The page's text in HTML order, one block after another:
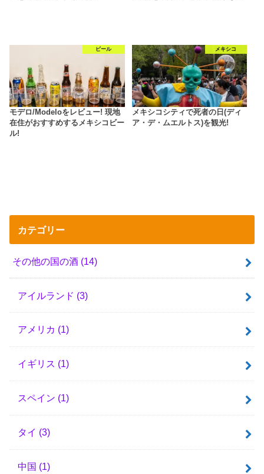
ビール
モデロ/Modeloをレビュー! 現地
在住がおすすめするメキシコビー
ル!
メキシコ
メキシコシティで死者の日(ディ
ア・デ・ムエルトス)を観光!
カテゴリー
その他の国の酒 (14)
アイルランド (3)
アメリカ (1)
イギリス (1)
スペイン (1)
タイ (3)
中国 (1)